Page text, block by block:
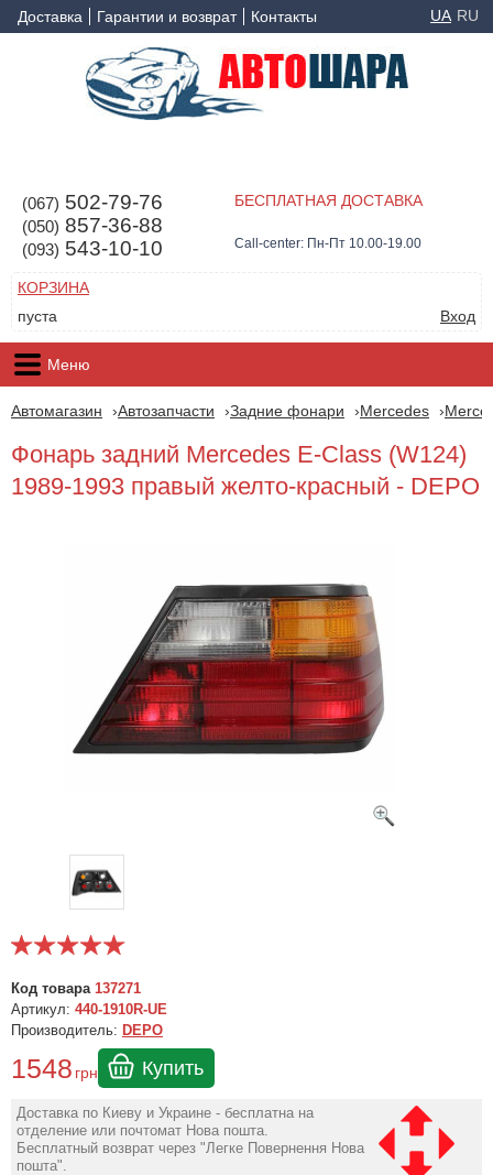
Доставка Гарантии и возврат Контакты UA RU
(067) 502-79-76
(050) 857-36-88
(093) 543-10-10
БЕСПЛАТНАЯ ДОСТАВКА
Call-center: Пн-Пт 10.00-19.00
КОРЗИНА
пуста
Вход
Меню
Автомагазин Автозапчасти Задние фонари Mercedes
Фонарь задний Mercedes E-Class (W124)
1989-1993 правый желто-красный - DEPO
Код товара 137271
Артикул: 440-1910R-UE
Производитель: DEPO
1548 грн Купить
Доставка по Киеву и Украине - бесплатна на
отделение или почтомат Нова пошта.
Бесплатный возврат через "Легке Повернення Нова
пошта".